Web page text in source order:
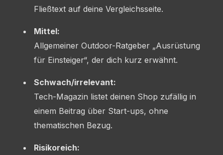
Fließtext auf deine Vergleichsseite.
Mittel:
Allgemeiner Outdoor-Ratgeber „Ausrüstung
für Einsteiger“, der dich kurz erwähnt.
Schwach/irrelevant:
Tech-Magazin listet deinen Shop zufällig in
einem Beitrag über Start-ups, ohne
thematischen Bezug.
Risikoreich: